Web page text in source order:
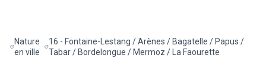
Filtrer les résultats de la catégorie : Nature en ville
Nature
en ville
Filtrer les résultats pour le secteur : 16 - Fontaine-
16 - Fontaine-Lestang / Arènes / Bagatelle / Papus /
Tabar / Bordelongue / Mermoz / La Faourette